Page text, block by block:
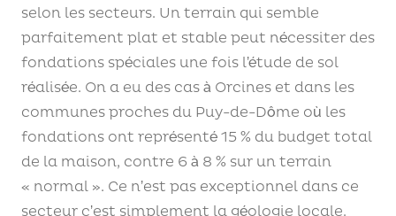
selon les secteurs. Un terrain qui semble
parfaitement plat et stable peut nécessiter des
fondations spéciales une fois l’étude de sol
réalisée. On a eu des cas à Orcines et dans les
communes proches du Puy-de-Dôme où les
fondations ont représenté 15 % du budget total
de la maison, contre 6 à 8 % sur un terrain
« normal ». Ce n’est pas exceptionnel dans ce
secteur c’est simplement la géologie locale.